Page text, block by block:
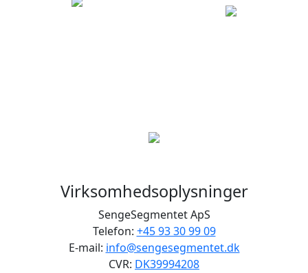
Virksomhedsoplysninger
SengeSegmentet ApS
Telefon: +45 93 30 99 09
E-mail: info@sengesegmentet.dk
CVR: DK39994208